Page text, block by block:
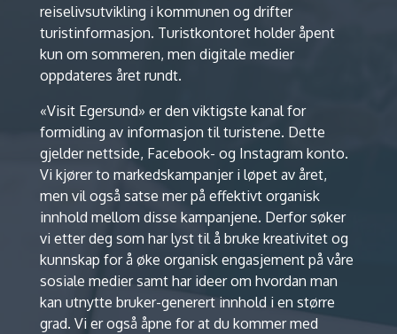
reiselivsutvikling i kommunen og drifter
turistinformasjon. Turistkontoret holder åpent
kun om sommeren, men digitale medier
oppdateres året rundt.
«Visit Egersund» er den viktigste kanal for
formidling av informasjon til turistene. Dette
gjelder nettside, Facebook- og Instagram konto.
Vi kjører to markedskampanjer i løpet av året,
men vil også satse mer på effektivt organisk
innhold mellom disse kampanjene. Derfor søker
vi etter deg som har lyst til å bruke kreativitet og
kunnskap for å øke organisk engasjement på våre
sosiale medier samt har ideer om hvordan man
kan utnytte bruker-generert innhold i en større
grad. Vi er også åpne for at du kommer med